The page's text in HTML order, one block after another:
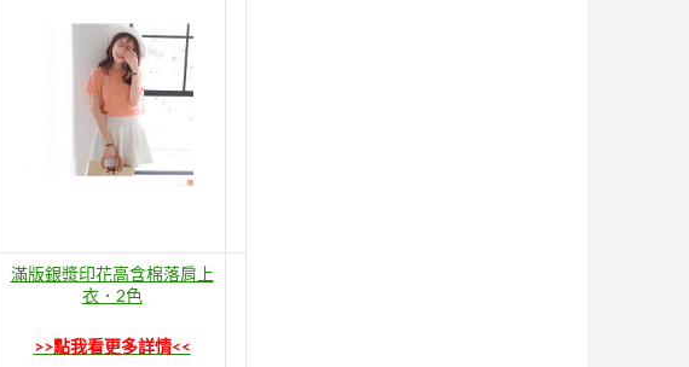
滿版銀漿印花高含棉落肩上
衣．2色
>>點我看更多詳情<<